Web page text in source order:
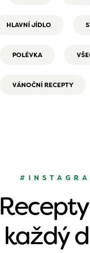
HLAVNÍ JÍDLO
POLÉVKA
VÁNOČNÍ RECEPTY
každý